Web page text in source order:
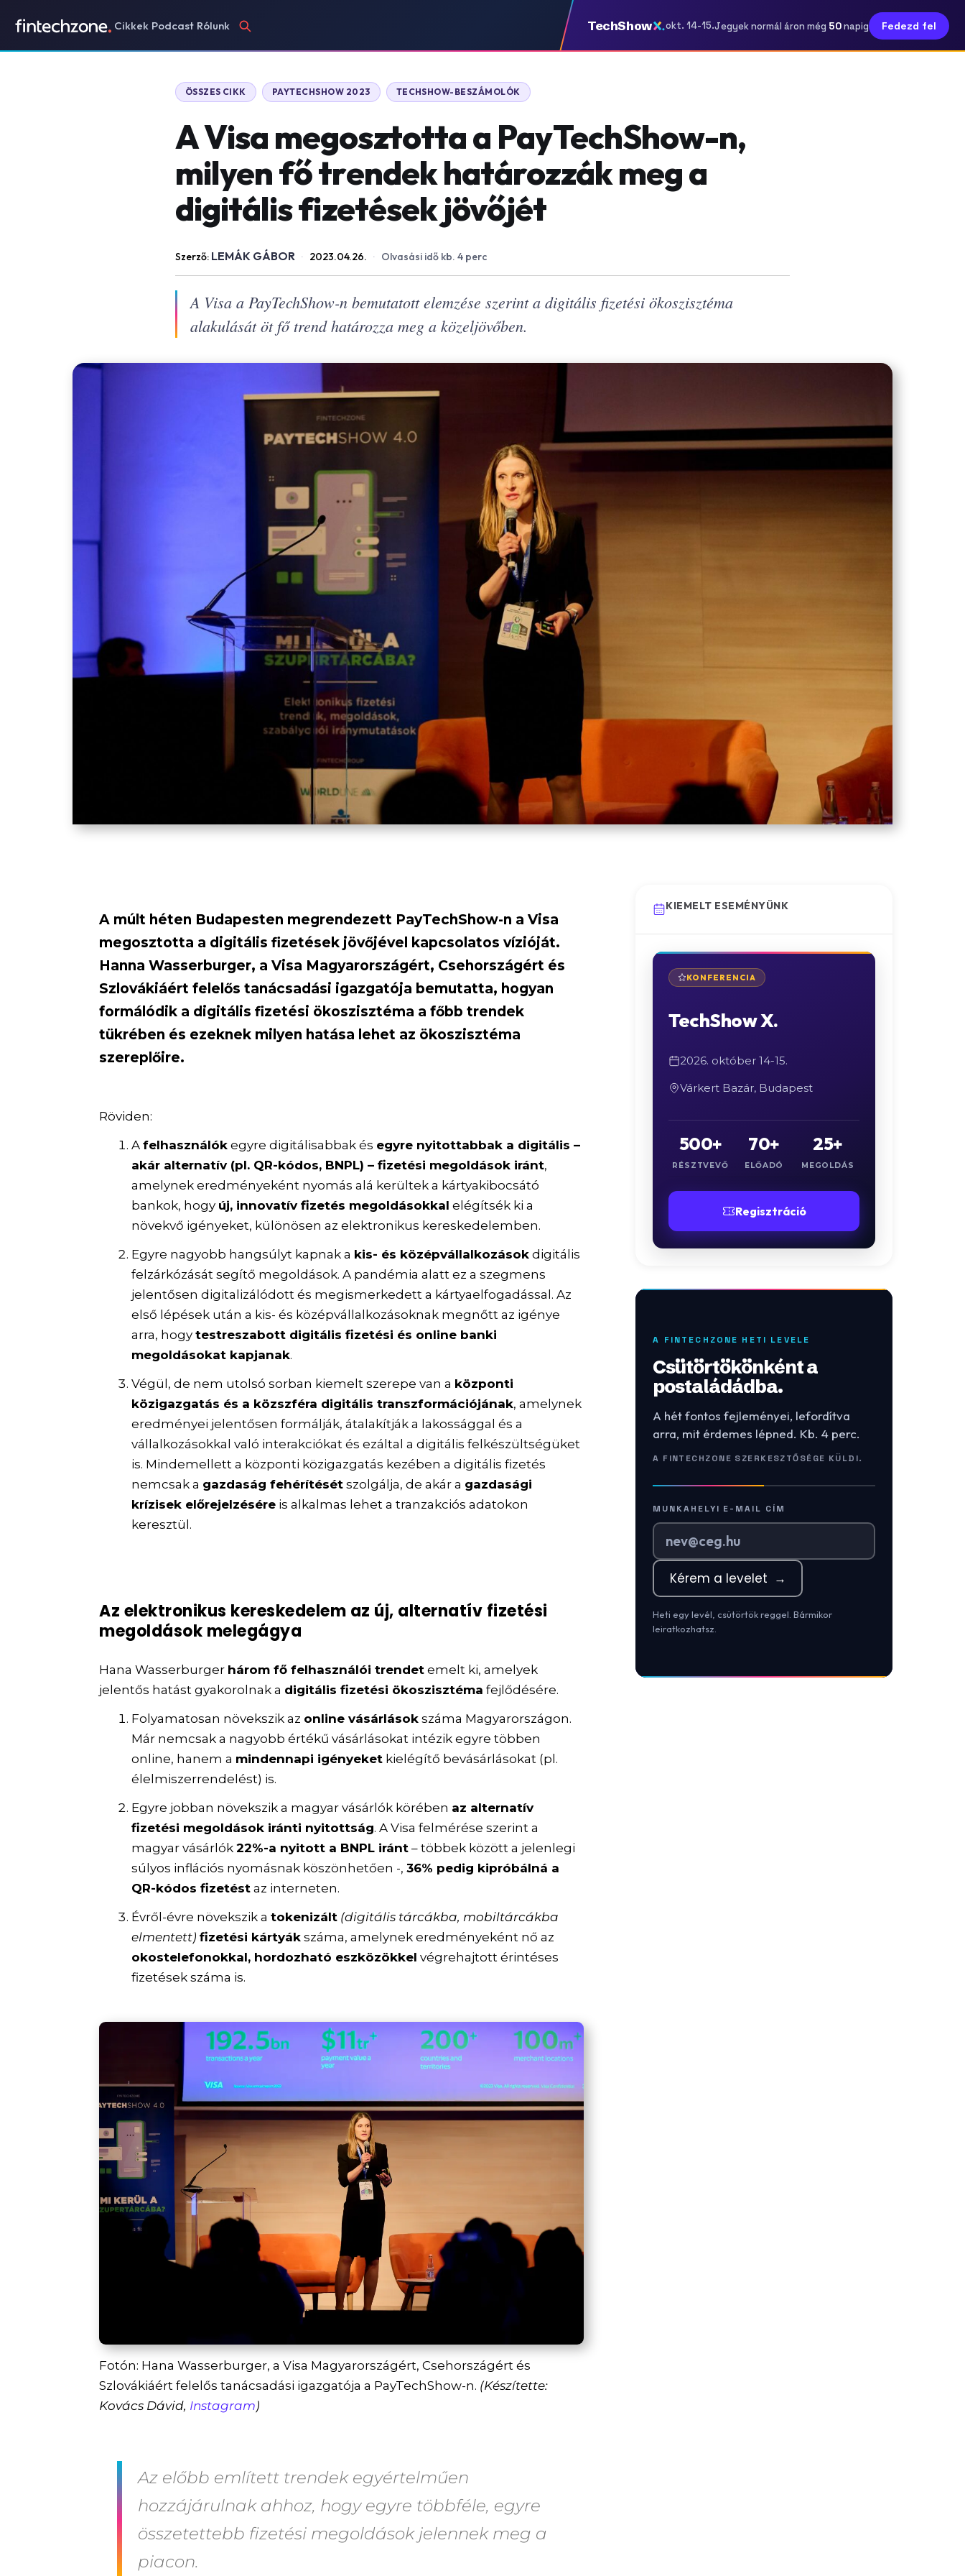
Cikkek Podcast Rólunk TechShow okt. 14-15.Jegyek normál áron még 50napig Fedezd fel
ÖSSZES CIKK PAYTECHSHOW 2023 TECHSHOW-BESZÁMOLÓK
A Visa megosztotta a PayTechShow-n,
milyen fő trendek határozzák meg a
digitális fizetések jövőjét
Szerző: LEMÁK GÁBOR · 2023.04.26. · Olvasási idő kb. 4 perc
A Visa a PayTechShow-n bemutatott elemzése szerint a digitális fizetési ökoszisztéma
alakulását öt fő trend határozza meg a közeljövőben.
A múlt héten Budapesten megrendezett PayTechShow-n a Visa
megosztotta a digitális fizetések jövőjével kapcsolatos vízióját.
Hanna Wasserburger, a Visa Magyarországért, Csehországért és
Szlovákiáért felelős tanácsadási igazgatója bemutatta, hogyan
formálódik a digitális fizetési ökoszisztéma a főbb trendek
tükrében és ezeknek milyen hatása lehet az ökoszisztéma
szereplőire.
Röviden:
Afelhasználók egyre digitálisabbak és egyre nyitottabbak a digitális –
akár alternatív (pl. QR-kódos, BNPL) – fizetési megoldások iránt,
amelynek eredményeként nyomás alá kerültek a kártyakibocsátó
bankok, hogy új, innovatív fizetés megoldásokkal elégítsék ki a
növekvő igényeket, különösen az elektronikus kereskedelemben.
Egyre nagyobb hangsúlyt kapnak a kis- és középvállalkozások digitális
felzárkózását segítő megoldások. A pandémia alatt ez a szegmens
jelentősen digitalizálódott és megismerkedett a kártyaelfogadással. Az
első lépések után a kis- és középvállalkozásoknak megnőtt az igénye
arra, hogytestreszabott digitális fizetési és online banki
megoldásokat kapjanak.
Végül, de nem utolsó sorban kiemelt szerepe van a központi
közigazgatás és a közszféra digitális transzformációjának, amelynek
eredményei jelentősen formálják, átalakítják a lakossággal és a
vállalkozásokkal való interakciókat és ezáltal a digitális felkészültségüket
is. Mindemellett a központi közigazgatás kezében a digitális fizetés
nemcsak a gazdaság fehérítését szolgálja, de akár a gazdasági
krízisek előrejelzésére is alkalmas lehet a tranzakciós adatokon
keresztül.
Az elektronikus kereskedelem az új, alternatív fizetési
megoldások melegágya
Hana Wasserburger három fő felhasználói trendet emelt ki, amelyek
jelentős hatást gyakorolnak a digitális fizetési ökoszisztéma fejlődésére.
Folyamatosan növekszik az online vásárlások száma Magyarországon.
Már nemcsak a nagyobb értékű vásárlásokat intézik egyre többen
online, hanem a mindennapi igényeket kielégítő bevásárlásokat (pl.
élelmiszerrendelést) is.
Egyre jobban növekszik a magyar vásárlók körében az alternatív
fizetési megoldások iránti nyitottság. A Visa felmérése szerint a
magyar vásárlók22%-a nyitott a BNPL iránt – többek között a jelenlegi
súlyos inflációs nyomásnak köszönhetően -,36% pedig kipróbálná a
QR-kódos fizetést az interneten.
Évről-évre növekszik atokenizált (digitális tárcákba, mobiltárcákba
elmentett) fizetési kártyák száma, amelynek eredményeként nő az
okostelefonokkal, hordozható eszközökkel végrehajtott érintéses
fizetések száma is.
Fotón: Hana Wasserburger, a Visa Magyarországért, Csehországért és
Szlovákiáért felelős tanácsadási igazgatója a PayTechShow-n. (Készítette:
Kovács Dávid, Instagram)
Az előbb említett trendek egyértelműen
hozzájárulnak ahhoz, hogy egyre többféle, egyre
összetettebb fizetési megoldások jelennek meg a
piacon.
KIEMELT ESEMÉNYÜNK
KONFERENCIA
TechShow X.
2026. október 14-15.
Várkert Bazár, Budapest
500+
RÉSZTVEVŐ
70+
ELŐADÓ
25+
MEGOLDÁS
Regisztráció
A FINTECHZONE HETI LEVELE
Csütörtökönként a
postaládádba.
A hét fontos fejleményei, lefordítva
arra, mit érdemes lépned. Kb. 4 perc.
A FINTECHZONE SZERKESZTŐSÉGE KÜLDI.
MUNKAHELYI E-MAIL CÍM
Kérem a levelet →
Heti egy levél, csütörtök reggel. Bármikor
leiratkozhatsz.